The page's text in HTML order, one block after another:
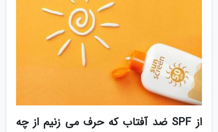
از SPF ضد آفتاب که حرف می زنیم از چه